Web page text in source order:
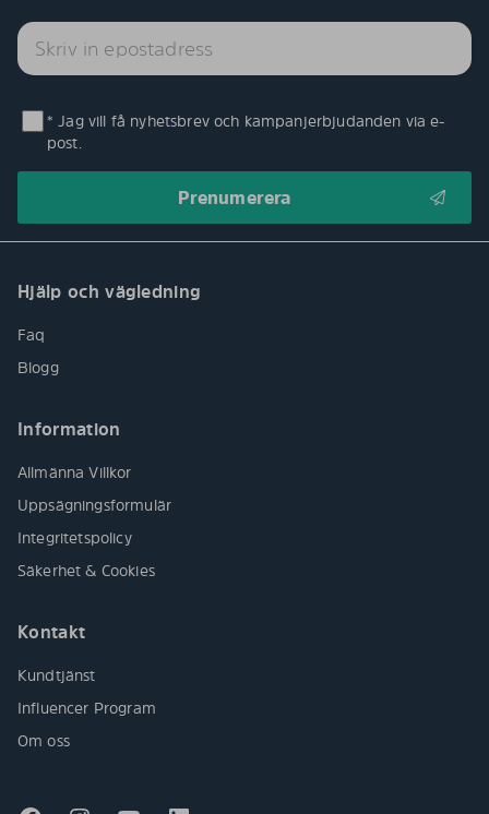
* Jag vill få nyhetsbrev och kampanjerbjudanden via e-
post.
Hjälp och vägledning
Faq
Blogg
Information
Allmänna Villkor
Uppsägningsformulär
Integritetspolicy
Säkerhet & Cookies
Kontakt
Kundtjänst
Influencer Program
Om oss